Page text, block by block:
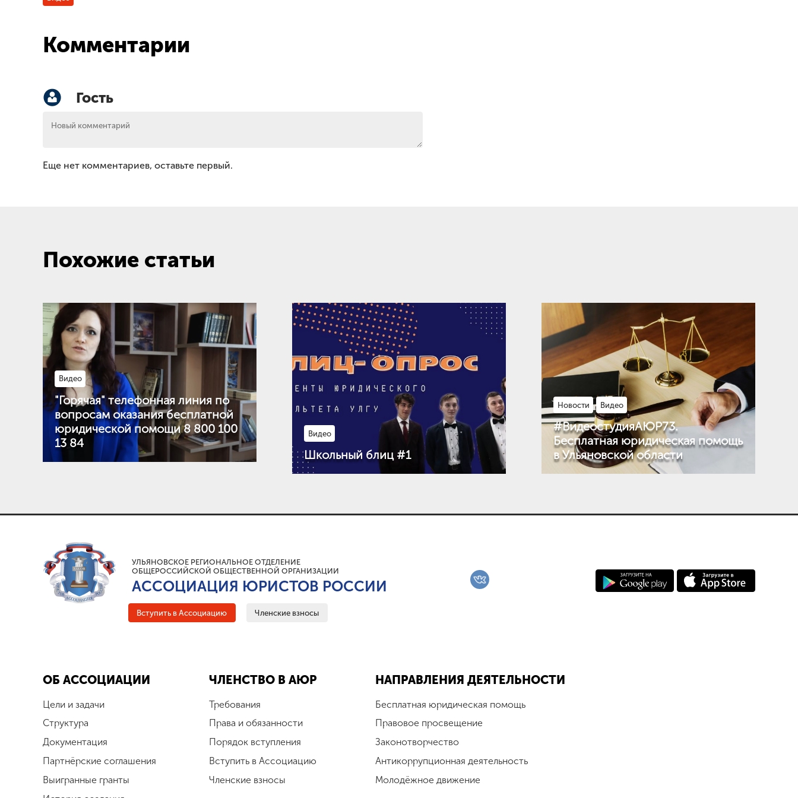
Комментарии
Гость
Еще нет комментариев, оставьте первый.
Похожие статьи
Видео
"Горячая" телефонная линия по
вопросам оказания бесплатной
юридической помощи 8 800 100
13 84
Видео
Школьный блиц #1
Новости Видео
#ВидеостудияАЮР73.
Бесплатная юридическая помощь
в Ульяновской области
УЛЬЯНОВСКОЕ РЕГИОНАЛЬНОЕ ОТДЕЛЕНИЕ
ОБЩЕРОССИЙСКОЙ ОБЩЕСТВЕННОЙ ОРГАНИЗАЦИИ
АССОЦИАЦИЯ ЮРИСТОВ РОССИИ
Вступить в Ассоциацию Членские взносы
ОБ АССОЦИАЦИИ
Цели и задачи
Структура
Документация
Партнёрские соглашения
Выигранные гранты
ЧЛЕНСТВО В АЮР
Требования
Права и обязанности
Порядок вступления
Вступить в Ассоциацию
Членские взносы
НАПРАВЛЕНИЯ ДЕЯТЕЛЬНОСТИ
Бесплатная юридическая помощь
Правовое просвещение
Законотворчество
Антикоррупционная деятельность
Молодёжное движение